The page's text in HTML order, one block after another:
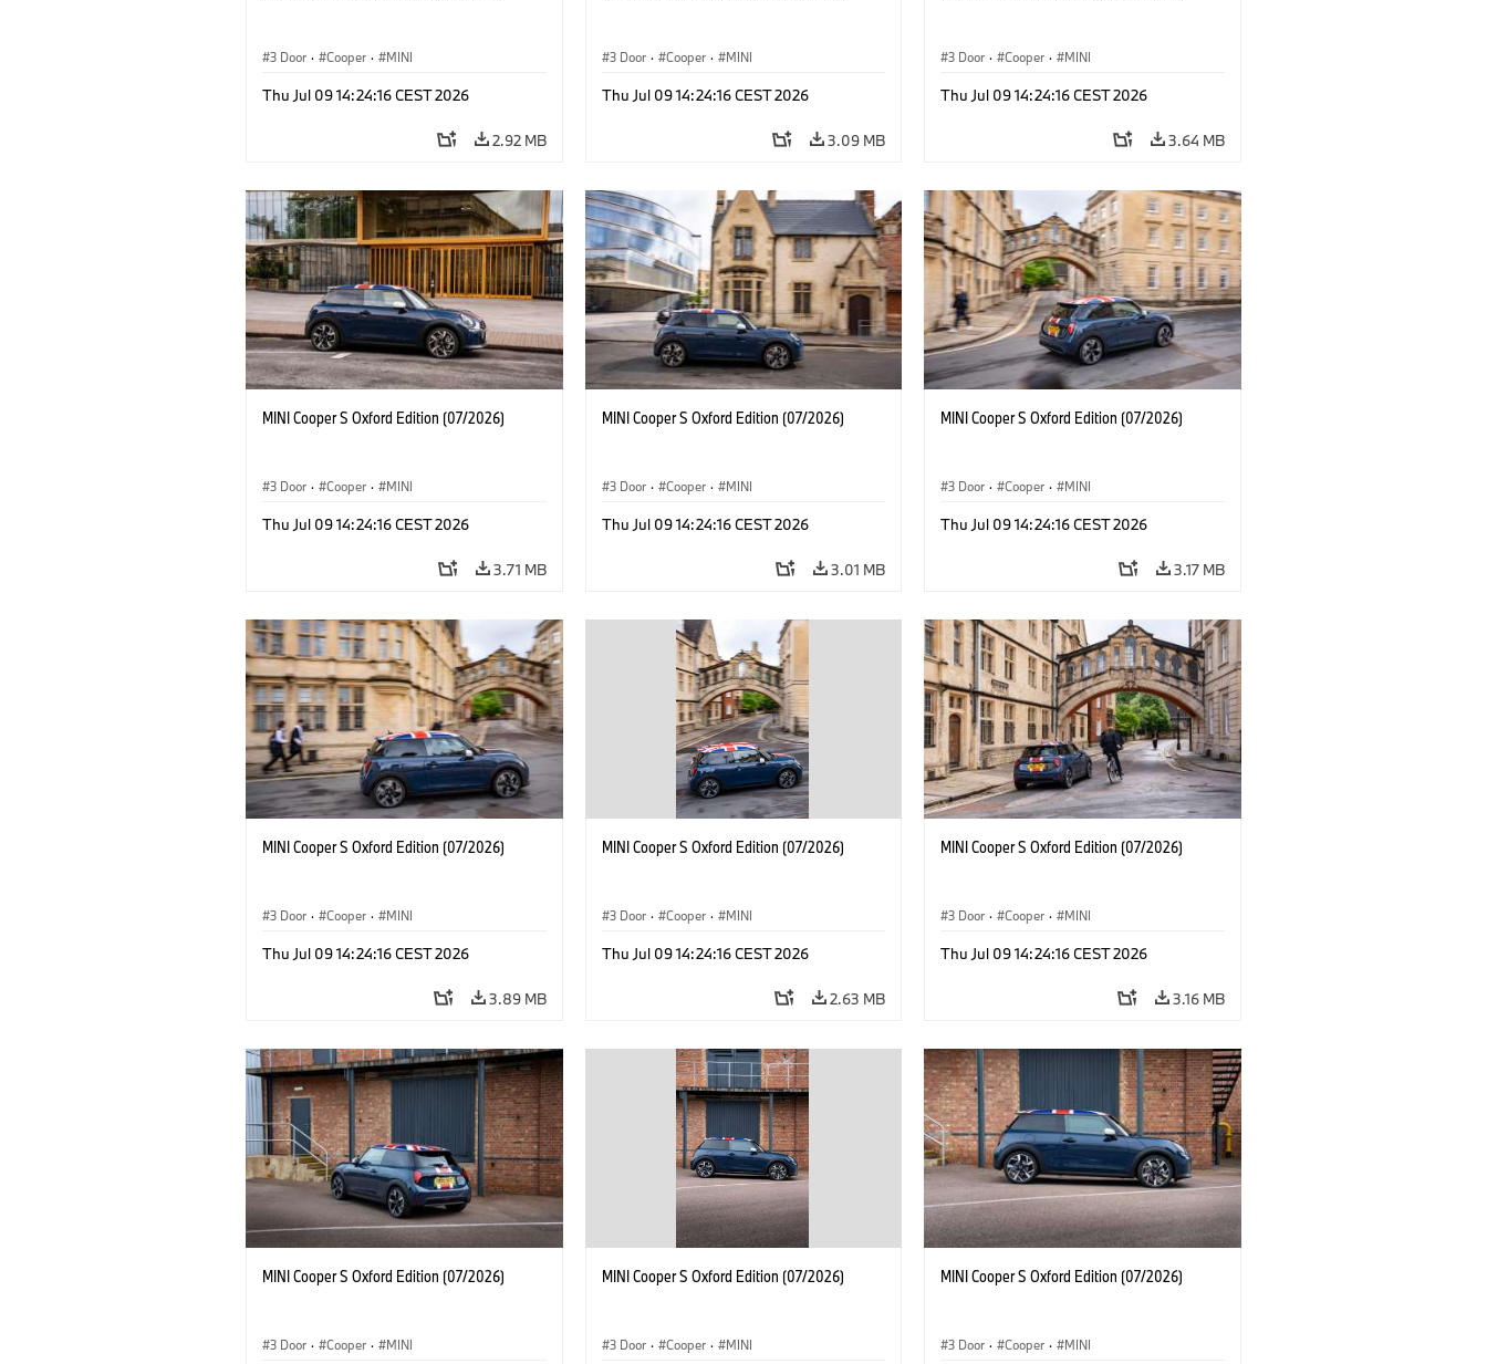
3 Door · Cooper · MINI
Thu Jul 09 14:24:16 CEST 2026
2.92 MB
3 Door · Cooper · MINI
Thu Jul 09 14:24:16 CEST 2026
3.09 MB
3 Door · Cooper · MINI
Thu Jul 09 14:24:16 CEST 2026
3.64 MB
MINI Cooper S Oxford Edition (07/2026)
3 Door · Cooper · MINI
Thu Jul 09 14:24:16 CEST 2026
3.71 MB
MINI Cooper S Oxford Edition (07/2026)
3 Door · Cooper · MINI
Thu Jul 09 14:24:16 CEST 2026
3.01 MB
MINI Cooper S Oxford Edition (07/2026)
3 Door · Cooper · MINI
Thu Jul 09 14:24:16 CEST 2026
3.17 MB
MINI Cooper S Oxford Edition (07/2026)
3 Door · Cooper · MINI
Thu Jul 09 14:24:16 CEST 2026
3.89 MB
MINI Cooper S Oxford Edition (07/2026)
3 Door · Cooper · MINI
Thu Jul 09 14:24:16 CEST 2026
2.63 MB
MINI Cooper S Oxford Edition (07/2026)
3 Door · Cooper · MINI
Thu Jul 09 14:24:16 CEST 2026
3.16 MB
MINI Cooper S Oxford Edition (07/2026)
3 Door · Cooper · MINI
MINI Cooper S Oxford Edition (07/2026)
3 Door · Cooper · MINI
MINI Cooper S Oxford Edition (07/2026)
3 Door · Cooper · MINI